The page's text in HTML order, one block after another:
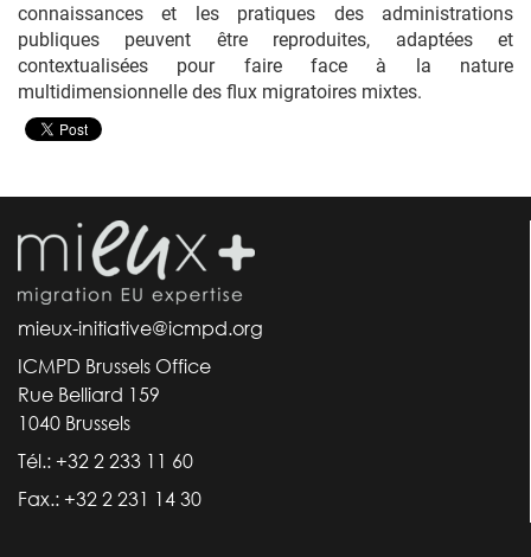
connaissances et les pratiques des administrations
publiques peuvent être reproduites, adaptées et
contextualisées pour faire face à la nature
multidimensionnelle des flux migratoires mixtes.
mieux-initiative@icmpd.org
ICMPD Brussels Office
Rue Belliard 159
1040 Brussels
Tél.: +32 2 233 11 60
Fax.: +32 2 231 14 30